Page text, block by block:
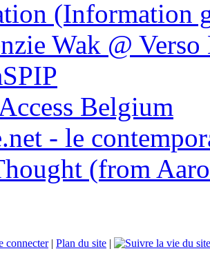
(Information
Wak @ Verso
Belgium
- le
(from
connecter| Plan du site |